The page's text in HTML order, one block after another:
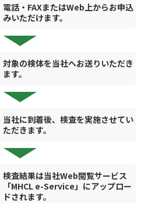
電話・FAXまたはWeb上からお申込
みいただけます。
対象の検体を当社へお送りいただき
ます。
当社に到着後、検査を実施させてい
ただきます。
検査結果は当社Web閲覧サービス
「MHCL e-Service」にアップロー
ドされます。